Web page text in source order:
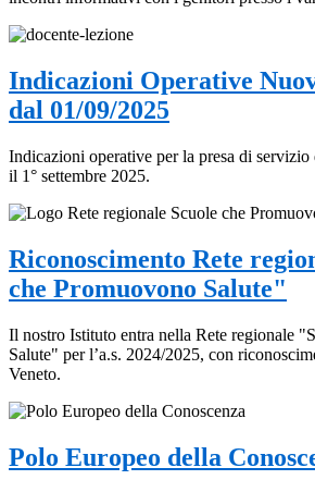
Indicazioni Operative
dal 01/09/2025
Indicazioni operative per la presa di servizio
il 1° settembre 2025.
Riconoscimento Rete
che Promuovono Salute"
Il nostro Istituto entra nella Rete regionale
Salute" per l’a.s. 2024/2025, con
Veneto.
Polo Europeo della